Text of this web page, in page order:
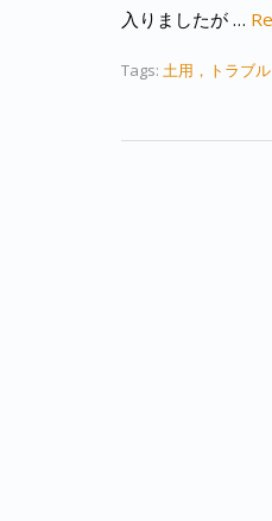
入りましたが …
Tags: 土用，トラブ